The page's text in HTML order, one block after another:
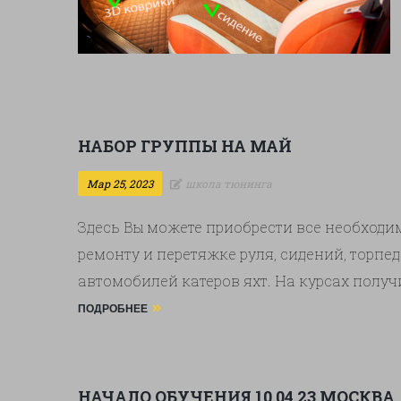
НАБОР ГРУППЫ НА МАЙ
Мар 25, 2023 школа тюнинга
Здесь Вы можете приобрести все
ремонту и перетяжке руля, сидений,
автомобилей катеров яхт. На курсах
перетяжке, по настройке и
ПОДРОБНЕЕ
НАЧАЛО ОБУЧЕНИЯ 10.04.23 МОСКВА